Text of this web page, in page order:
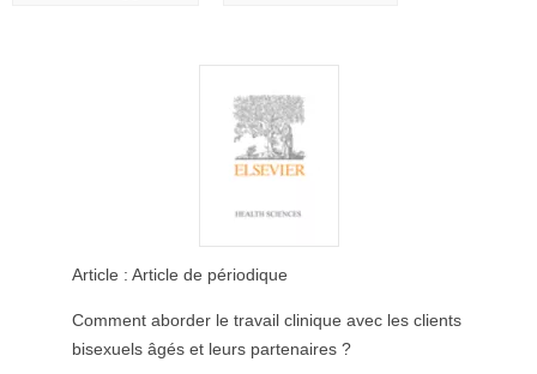
Article : Article de périodique
Comment aborder le travail clinique avec les clients
bisexuels âgés et leurs partenaires ?